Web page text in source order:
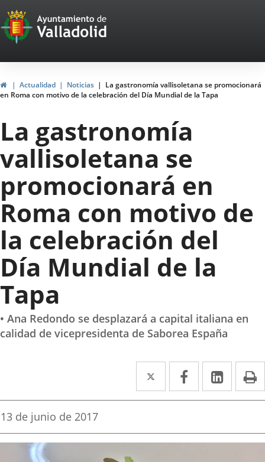
Portal
Web
del
Ayuntamiento
de
Valladolid
HomeActualidad Noticias
La gastronomía vallisoletana se promocionará
en Roma con motivo de la celebración del Día Mundial de la Tapa
La gastronomía
vallisoletana se
promocionará en
Roma con motivo de
la celebración del
Día Mundial de la
Tapa
• Ana Redondo se desplazará a capital italiana en
calidad de vicepresidenta de Saborea España
Twitter
Enlace
a
aplicación
Facebook
Enlace
a
aplicación
Enlace
a
Fecha
la
noticia
13 de junio de 2017